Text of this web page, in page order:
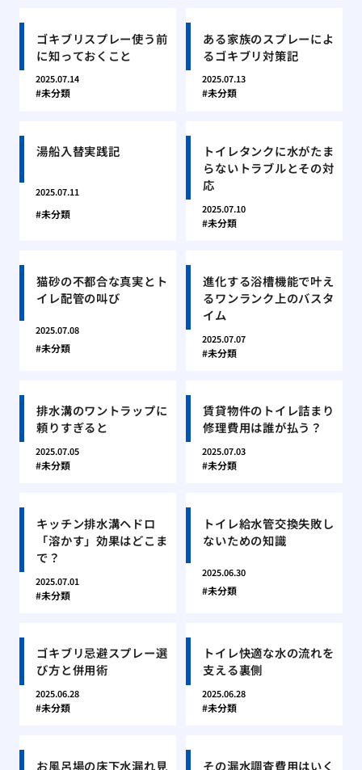
ゴキブリスプレー使う前
に知っておくこと
2025.07.14
未分類
ある家族のスプレーによ
るゴキブリ対策記
2025.07.13
未分類
湯船入替実践記
2025.07.11
未分類
トイレタンクに水がたま
らないトラブルとその対
応
2025.07.10
未分類
猫砂の不都合な真実とト
イレ配管の叫び
2025.07.08
未分類
進化する浴槽機能で叶え
るワンランク上のバスタ
イム
2025.07.07
未分類
排水溝のワントラップに
頼りすぎると
2025.07.05
未分類
賃貸物件のトイレ詰まり
修理費用は誰が払う？
2025.07.03
未分類
キッチン排水溝ヘドロ
「溶かす」効果はどこま
で？
2025.07.01
未分類
トイレ給水管交換失敗し
ないための知識
2025.06.30
未分類
ゴキブリ忌避スプレー選
び方と併用術
2025.06.28
未分類
トイレ快適な水の流れを
支える裏側
2025.06.28
未分類
お風呂場の床下水漏れ見
その漏水調査費用はいく